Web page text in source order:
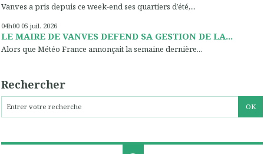
Vanves a pris depuis ce week-end ses quartiers d’été,...
04h00 05 juil. 2026
LE MAIRE DE VANVES DEFEND SA GESTION DE LA...
Alors que Météo France annonçait la semaine dernière...
Rechercher